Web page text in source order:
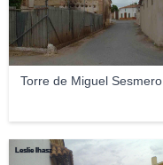
Torre de Miguel Sesmero
Leslie Ihasz